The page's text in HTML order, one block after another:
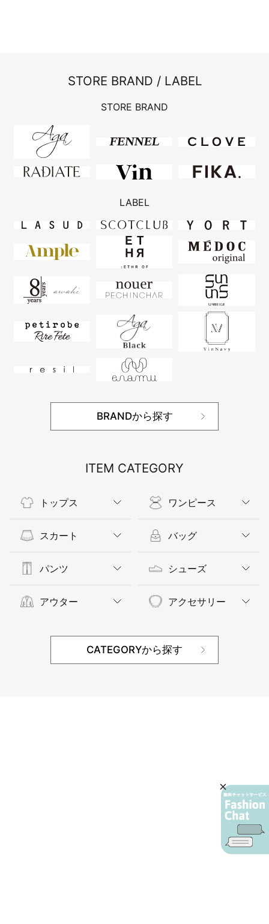
STORE BRAND / LABEL
STORE BRAND
LABEL
BRANDから探す
ITEM CATEGORY
トップス
スカート
パンツ
アウター
ワンピース
バッグ
シューズ
アクセサリー
CATEGORYから探す